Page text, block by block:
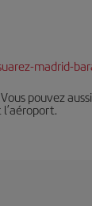
madrid-
pouvez